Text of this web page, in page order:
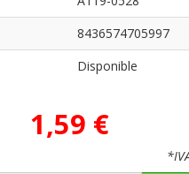
8436574705997
Disponible
1,59 €